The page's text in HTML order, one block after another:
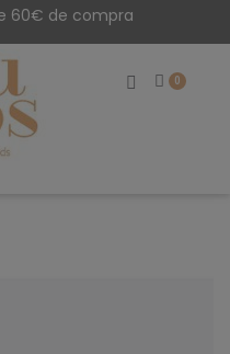
60€ de compra